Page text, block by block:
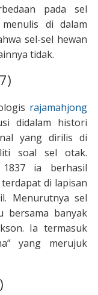
pada sel
di dalam
sel-sel hewan
tidak.
rajamahjong
didalam histori
yang dirilis di
soal sel otak.
ia berhasil
di lapisan
Menurutnya sel
bersama banyak
Ia termasuk
yang merujuk